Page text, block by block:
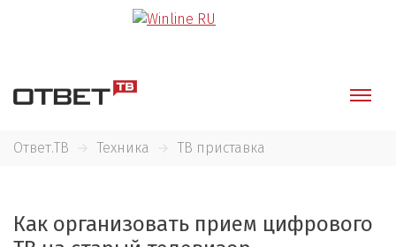
Ответ.ТВ Техника ТВ приставка
Как организовать прием цифрового